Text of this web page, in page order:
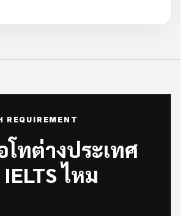
REQUIREMENT
โทต่างประเทศ
ไหม